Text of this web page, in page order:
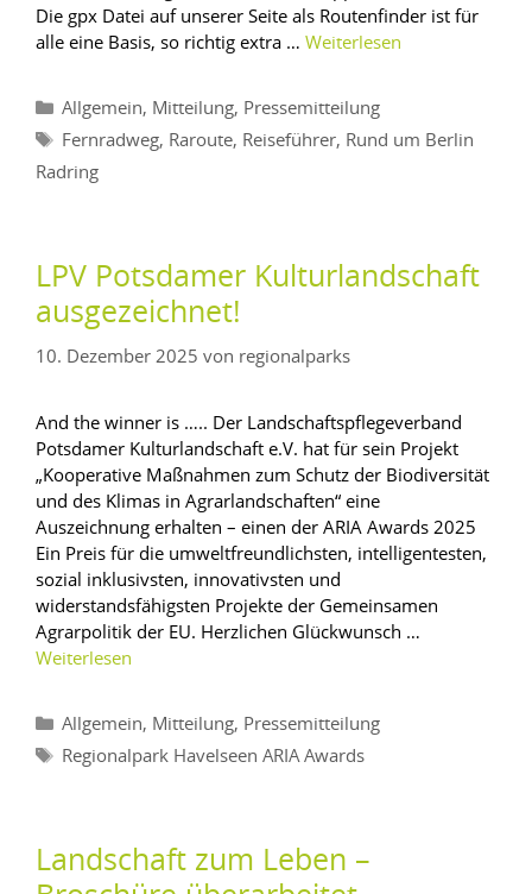
Die gpx Datei auf unserer Seite als Routenfinder ist für
alle eine Basis, so richtig extra … Weiterlesen
Allgemein, Mitteilung, Pressemitteilung
Fernradweg, Raroute, Reiseführer, Rund um Berlin
Radring
LPV Potsdamer Kulturlandschaft
ausgezeichnet!
10. Dezember 2025 von regionalparks
And the winner is ….. Der Landschaftspflegeverband
Potsdamer Kulturlandschaft e.V. hat für sein Projekt
„Kooperative Maßnahmen zum Schutz der Biodiversität
und des Klimas in Agrarlandschaften“ eine
Auszeichnung erhalten – einen der ARIA Awards 2025
Ein Preis für die umweltfreundlichsten, intelligentesten,
sozial inklusivsten, innovativsten und
widerstandsfähigsten Projekte der Gemeinsamen
Agrarpolitik der EU. Herzlichen Glückwunsch …
Weiterlesen
Allgemein, Mitteilung, Pressemitteilung
Regionalpark Havelseen ARIA Awards
Landschaft zum Leben –